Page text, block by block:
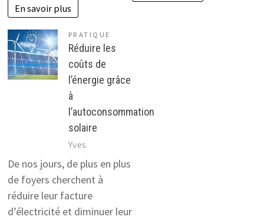
En savoir plus
PRATIQUE
Réduire les
coûts de
l’énergie grâce
à
l’autoconsommation
solaire
Yves
De nos jours, de plus en plus
de foyers cherchent à
réduire leur facture
d’électricité et diminuer leur